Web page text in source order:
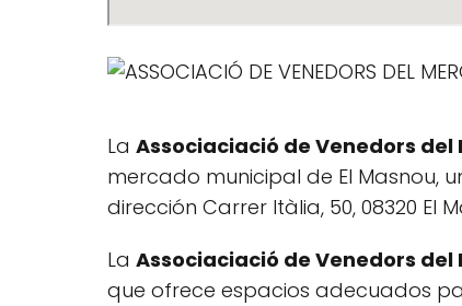
La Associaciació de Venedors
mercado municipal de El Masnou,
dirección Carrer Itàlia, 50, 08320 El
La Associaciació de Venedors
que ofrece espacios adecuados